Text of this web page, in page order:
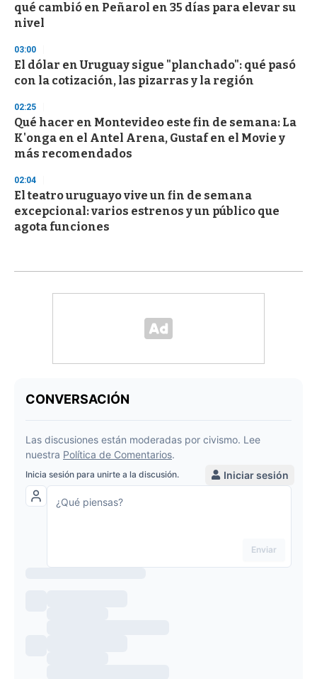
qué cambió en Peñarol en 35 días para elevar su
nivel
03:00
El dólar en Uruguay sigue "planchado": qué pasó
con la cotización, las pizarras y la región
02:25
Qué hacer en Montevideo este fin de semana: La
K'onga en el Antel Arena, Gustaf en el Movie y
más recomendados
02:04
El teatro uruguayo vive un fin de semana
excepcional: varios estrenos y un público que
agota funciones